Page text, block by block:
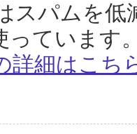
スパムを低
っています
詳細はこち